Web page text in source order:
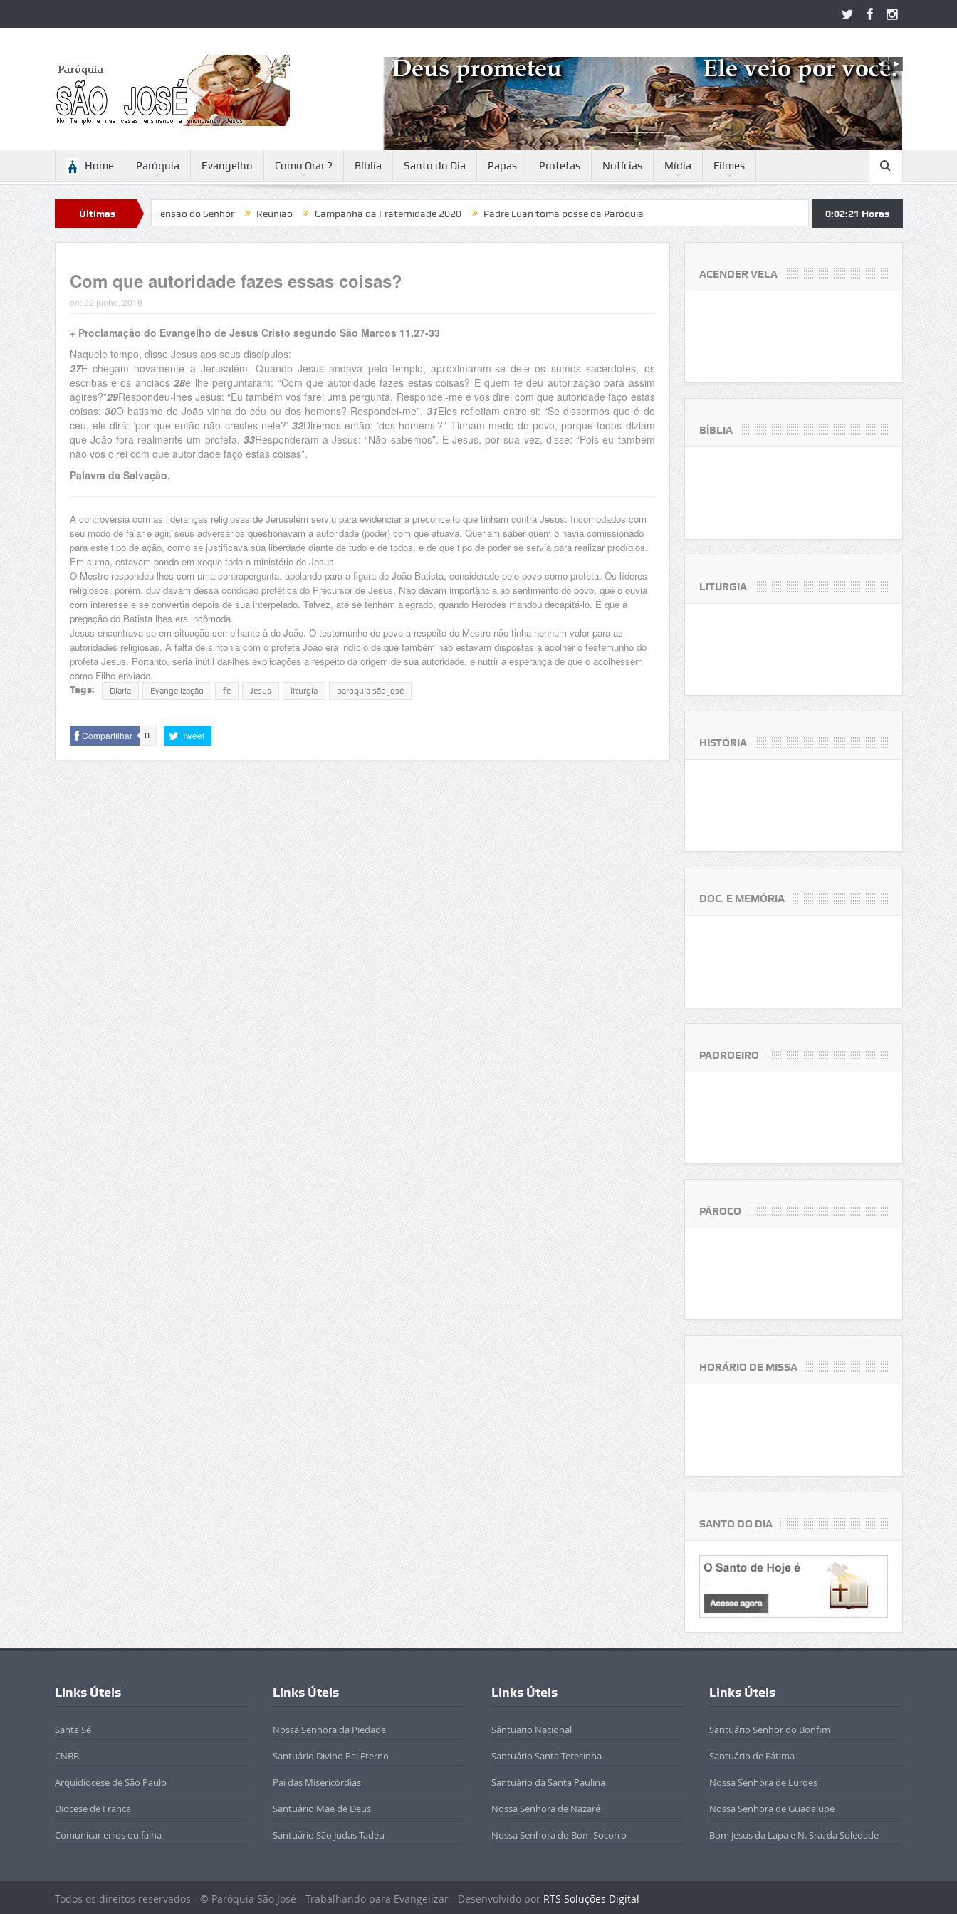
Home Paróquia Evangelho Como Orar ? Bíblia Santo do Dia Papas Profetas Notícias Mídia Filmes
Últimas
Notícias
Reflexão para a Ascensão do Senhor Reunião Campanha da Fraternidade 2020 Padre Luan toma posse da Paróquia 0:02:22 Horas
Com que autoridade fazes essas coisas?
on: 02 junho, 2018
+ Proclamação do Evangelho de Jesus Cristo segundo São Marcos 11,27-33
Naquele tempo, disse Jesus aos seus discípulos:
27E chegam novamente a Jerusalém. Quando Jesus andava pelo templo, aproximaram-se dele os sumos sacerdotes, os
escribas e os anciãos28e lhe perguntaram: “Com que autoridade fazes estas coisas? E quem te deu autorização para assim
agires?”29Respondeu-lhes Jesus: “Eu também vos farei uma pergunta. Respondei-me e vos direi com que autoridade faço estas
coisas: 30O batismo de João vinha do céu ou dos homens? Respondei-me”.31Eles refletiam entre si: “Se dissermos que é do
céu, ele dirá: ‘por que então não crestes nele?’ 32Diremos então: ‘dos homens’?” Tinham medo do povo, porque todos diziam
que João fora realmente um profeta. 33Responderam a Jesus: “Não sabemos”. E Jesus, por sua vez, disse: “Pois eu também
não vos direi com que autoridade faço estas coisas”.
Palavra da Salvação.
A controvérsia com as lideranças religiosas de Jerusalém serviu para evidenciar a preconceito que tinham contra Jesus. Incomodados com
seu modo de falar e agir, seus adversários questionavam a autoridade (poder) com que atuava. Queriam saber quem o havia comissionado
para este tipo de ação, como se justificava sua liberdade diante de tudo e de todos, e de que tipo de poder se servia para realizar prodígios.
Em suma, estavam pondo em xeque todo o ministério de Jesus.
O Mestre respondeu-lhes com uma contrapergunta, apelando para a figura de João Batista, considerado pelo povo como profeta. Os líderes
religiosos, porém, duvidavam dessa condição profética do Precursor de Jesus. Não davam importância ao sentimento do povo, que o ouvia
com interesse e se convertia depois de sua interpelado. Talvez, até se tenham alegrado, quando Herodes mandou decapitá-lo. É que a
pregação do Batista lhes era incômoda.
Jesus encontrava-se em situação semelhante à de João. O testemunho do povo a respeito do Mestre não tinha nenhum valor para as
autoridades religiosas. A falta de sintonia com o profeta João era indício de que também não estavam dispostas a acolher o testemunho do
profeta Jesus. Portanto, seria inútil dar-lhes explicações a respeito da origem de sua autoridade, e nutrir a esperança de que o acolhessem
como Filho enviado.
Tags: Diaria Evangelização fé Jesus liturgia paroquia são josé
Compartilhar 0 Tweet
ACENDER VELA
BÍBLIA
LITURGIA
HISTÓRIA
DOC. E MEMÓRIA
PADROEIRO
PÁROCO
HORÁRIO DE MISSA
SANTO DO DIA
Links Úteis
Santa Sé
CNBB
Arquidiocese de São Paulo
Diocese de Franca
Comunicar erros ou falha
Links Úteis
Nossa Senhora da Piedade
Santuário Divino Pai Eterno
Pai das Misericórdias
Santuário Mãe de Deus
Santuário São Judas Tadeu
Links Úteis
Sántuario Nacional
Santuário Santa Teresinha
Santuário da Santa Paulina
Nossa Senhora de Nazaré
Nossa Senhora do Bom Socorro
Links Úteis
Santuário Senhor do Bonfim
Santuário de Fátima
Nossa Senhora de Lurdes
Nossa Senhora de Guadalupe
Bom Jesus da Lapa e N. Sra. da Soledade
Todos os direitos reservados - © Paróquia São José - Trabalhando para Evangelizar - Desenvolvido por RTS Soluções Digital